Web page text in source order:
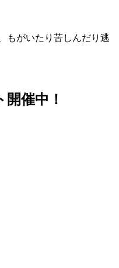
もがいたり苦しんだり逃
催中！